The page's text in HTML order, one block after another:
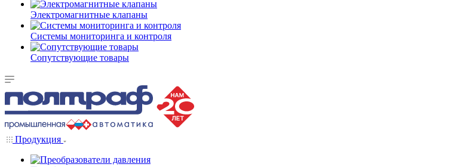
Электромагнитные клапаны
Системы мониторинга и контроля
Сопутствующие товары
Продукция